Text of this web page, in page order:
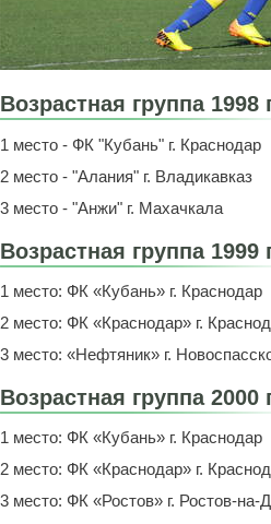
Возрастная группа
1 место - ФК "Кубань" г. Краснодар
2 место - "Алания" г. Владикавказ
3 место - "Анжи" г. Махачкала
Возрастная группа
1 место: ФК «Кубань» г. Краснодар
2 место: ФК «Краснодар» г.
3 место: «Нефтяник» г.
Возрастная группа
1 место: ФК «Кубань» г. Краснодар
2 место: ФК «Краснодар» г.
3 место: ФК «Ростов» г. Ростов-на-